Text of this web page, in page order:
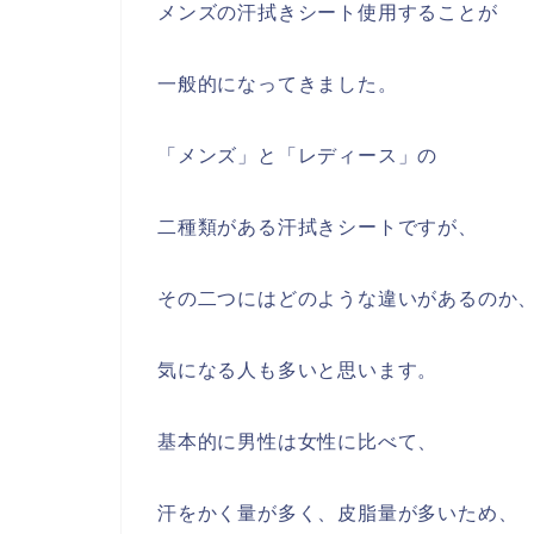
メンズの汗拭きシート使用することが
一般的になってきました。
「メンズ」と「レディース」の
二種類がある汗拭きシートですが、
その二つにはどのような違いがあるのか
気になる人も多いと思います。
基本的に男性は女性に比べて、
汗をかく量が多く、皮脂量が多いため、